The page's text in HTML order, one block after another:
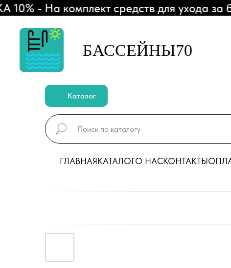
- На комплект средств для ухода за
БАССЕЙНЫ70
Каталог
ГЛАВНАЯКАТАЛОГО НАСКОНТАКТЫ